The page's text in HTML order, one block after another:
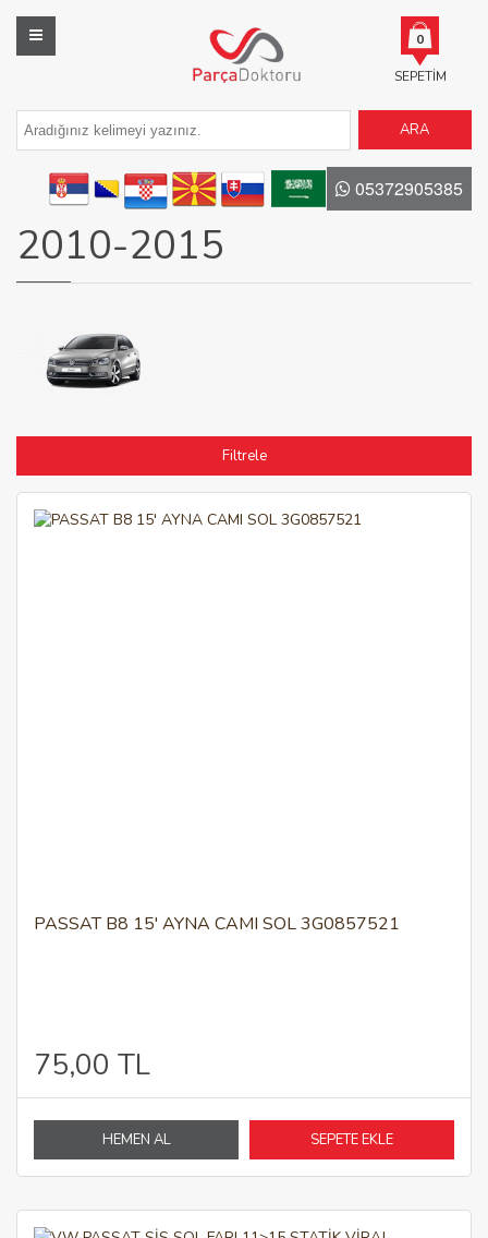
SEPETIM
0
ARA
05372905385
2010-2015
Filtrele
PASSAT B8 15' AYNA CAMI SOL 3G0857521
75,00 TL
HEMEN AL SEPETE EKLE